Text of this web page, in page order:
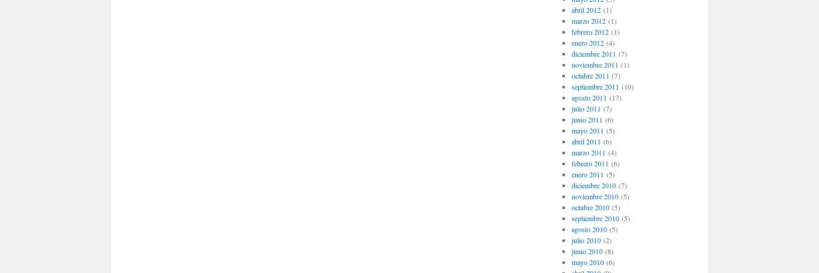
abril 2012(1)
marzo 2012(1)
febrero 2012(1)
enero 2012(4)
diciembre 2011 (7)
noviembre 2011 (1)
octubre 2011 (7)
septiembre 2011 (10)
agosto 2011 (17)
julio 2011 (7)
junio 2011 (6)
mayo 2011 (5)
abril 2011 (6)
marzo 2011 (4)
febrero 2011 (6)
enero 2011 (5)
diciembre 2010(7)
noviembre 2010(5)
octubre 2010(5)
septiembre 2010(5)
agosto 2010(5)
julio 2010(2)
junio 2010(8)
mayo 2010(6)